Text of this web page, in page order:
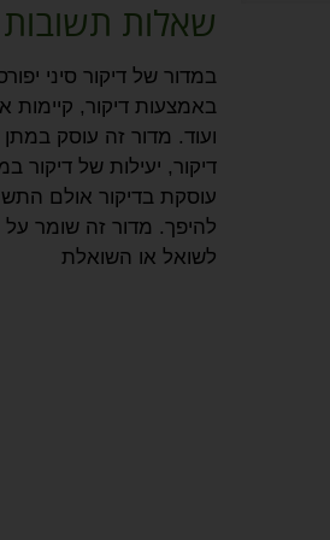
שאלות תשובות
במדור של דיקור סיני
באמצעות דיקור, קיימות
ועוד. מדור זה עוסק
דיקור, יעילות של דיקור
עוסקת בדיקור אולם
להיפך. מדור זה שומר על
לשואל או השואלת